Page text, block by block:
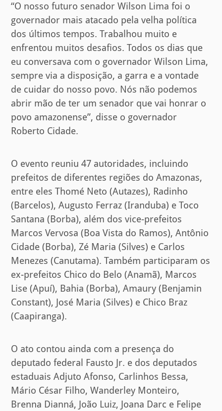
“O nosso futuro senador Wilson Lima foi o
governador mais atacado pela velha política
dos últimos tempos. Trabalhou muito e
enfrentou muitos desafios. Todos os dias que
eu conversava com o governador Wilson Lima,
sempre via a disposição, a garra e a vontade
de cuidar do nosso povo. Nós não podemos
abrir mão de ter um senador que vai honrar o
povo amazonense”, disse o governador
Roberto Cidade.
O evento reuniu 47 autoridades, incluindo
prefeitos de diferentes regiões do Amazonas,
entre eles Thomé Neto (Autazes), Radinho
(Barcelos), Augusto Ferraz (Iranduba) e Toco
Santana (Borba), além dos vice-prefeitos
Marcos Vervosa (Boa Vista do Ramos), Antônio
Cidade (Borba), Zé Maria (Silves) e Carlos
Menezes (Canutama). Também participaram os
ex-prefeitos Chico do Belo (Anamã), Marcos
Lise (Apuí), Bahia (Borba), Amaury (Benjamin
Constant), José Maria (Silves) e Chico Braz
(Caapiranga).
O ato contou ainda com a presença do
deputado federal Fausto Jr. e dos deputados
estaduais Adjuto Afonso, Carlinhos Bessa,
Mário César Filho, Wanderley Monteiro,
Brenna Dianná, João Luiz, Joana Darc e Felipe